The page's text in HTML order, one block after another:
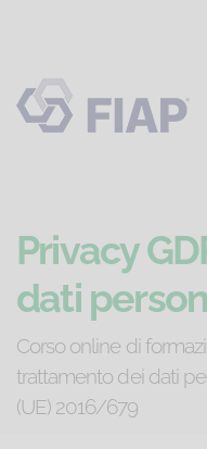
Privacy
dati
Corso online di
trattamento dei dati
(UE) 2016/679